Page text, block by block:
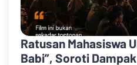
Ratusan Mahasiswa
Babi”, Soroti